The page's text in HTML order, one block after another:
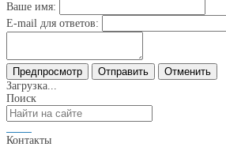
Ваше имя:
E-mail для ответов:
Загрузка...
Поиск
Контакты